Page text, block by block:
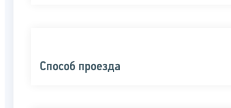
Способ проезда